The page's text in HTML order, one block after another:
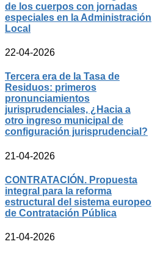
de los cuerpos con jornadas
especiales en la Administración
Local
22-04-2026
Tercera era de la Tasa de
Residuos: primeros
pronunciamientos
jurisprudenciales, ¿Hacia a
otro ingreso municipal de
configuración jurisprudencial?
21-04-2026
CONTRATACIÓN. Propuesta
integral para la reforma
estructural del sistema europeo
de Contratación Pública
21-04-2026